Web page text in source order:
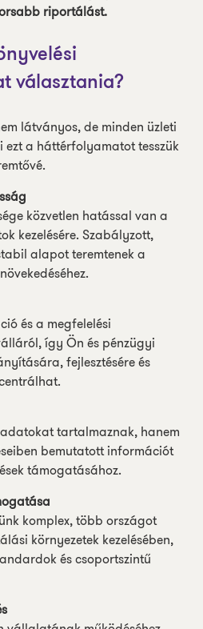
riportálást.
választania?
látványos, de minden üzleti
a háttérfolyamatot tesszük
közvetlen hatással van a
kezelésére. Szabályzott,
alapot teremtenek a
és a megfelelési
így Ön és pénzügyi
fejlesztésére és
tartalmaznak, hanem
bemutatott információt
támogatásához.
komplex, több országot
környezetek kezelésében,
és csoportszintű